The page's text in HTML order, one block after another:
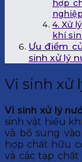
hợp
nghiệp
4. Xử
khí
Ưu điểm
sinh xử lý
Vi sinh xử
Vi sinh xử lý
sinh vật hiếu
và bổ sung
hợp chất hữu
và các tạp